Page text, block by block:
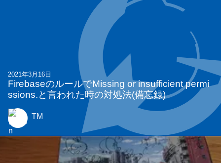
2021年3月16日
FirebaseのルールでMissing or insufficient permi
ssions.と言われた時の対処法(備忘録)
TM